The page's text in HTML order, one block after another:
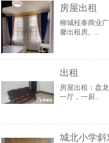
房屋出租
柳城桂泰商业
馨出租房。..
出租
房屋出租：盘
一厅，一厨..
城北小学斜